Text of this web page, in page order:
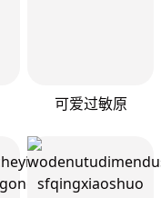
可爱过敏原